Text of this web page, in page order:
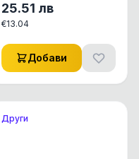
25.51 лв
€13.04
Добави
Други